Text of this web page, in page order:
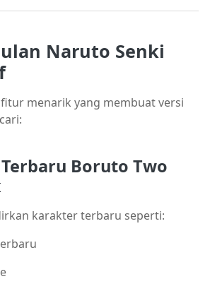
Naruto Senki
menarik yang membuat versi
Boruto Two
karakter terbaru seperti: